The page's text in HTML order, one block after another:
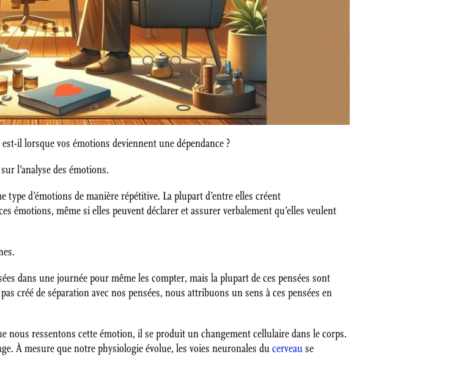
il lorsque vos émotions deviennent une dépendance ?
l’analyse des émotions.
d’émotions de manière répétitive. La plupart d’entre elles créent
émotions, même si elles peuvent déclarer et assurer verbalement qu’elles veulent
dans une journée pour même les compter, mais la plupart de ces pensées sont
créé de séparation avec nos pensées, nous attribuons un sens à ces pensées en
nous ressentons cette émotion, il se produit un changement cellulaire dans le corps.
À mesure que notre physiologie évolue, les voies neuronales ducerveause